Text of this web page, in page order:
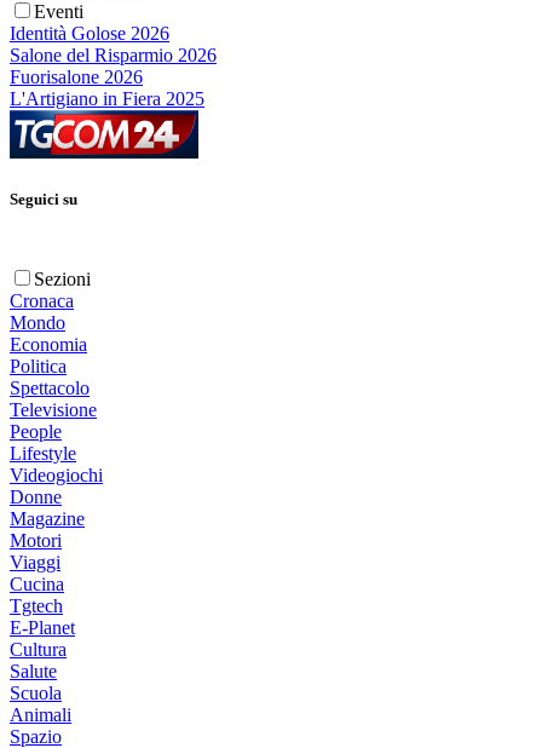
Eventi
Identità Golose 2026
Salone del Risparmio 2026
Fuorisalone 2026
L'Artigiano in Fiera 2025
Seguici su
Sezioni
Cronaca
Mondo
Economia
Politica
Spettacolo
Televisione
People
Lifestyle
Videogiochi
Donne
Magazine
Motori
Viaggi
Cucina
Tgtech
E-Planet
Cultura
Salute
Scuola
Animali
Spazio